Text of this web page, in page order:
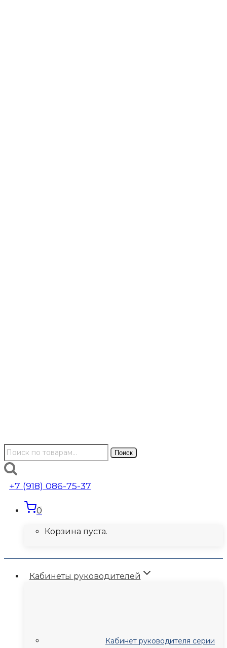
Искать: Поиск
+7 (918) 086-75-37
0
Корзина пуста.
Кабинеты руководителей
Кабинет руководителя серии